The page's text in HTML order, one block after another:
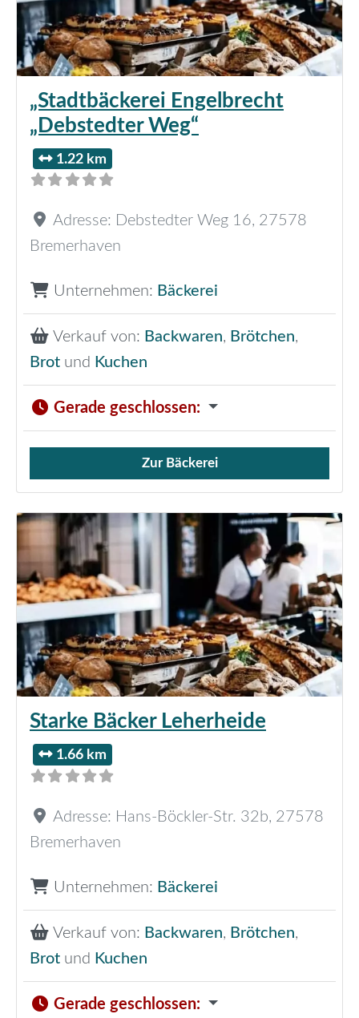
„Stadtbäckerei Engelbrecht
„Debstedter Weg“
1.22 km
Adresse: Debstedter Weg 16, 27578
Bremerhaven
Unternehmen: Bäckerei
Verkauf von: Backwaren, Brötchen,
Brot und Kuchen
Gerade geschlossen:
Verkauf von Brötchen,
Zur Bäckerei
Starke Bäcker Leherheide
1.66 km
Adresse: Hans-Böckler-Str. 32b, 27578
Bremerhaven
Unternehmen: Bäckerei
Verkauf von: Backwaren, Brötchen,
Brot und Kuchen
Gerade geschlossen: